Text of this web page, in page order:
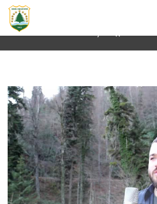
ANA SAYFA
BAŞKAN
KURUMSAL
HABERLER
GÜMELİ HAKKINDA